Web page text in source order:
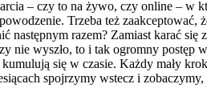
– czy to na żywo, czy online – w
Trzeba też
razem? Zamiast karać
nie wyszło, to i tak ogromny postęp
się w czasie. Każdy mały
spojrzymy wstecz i